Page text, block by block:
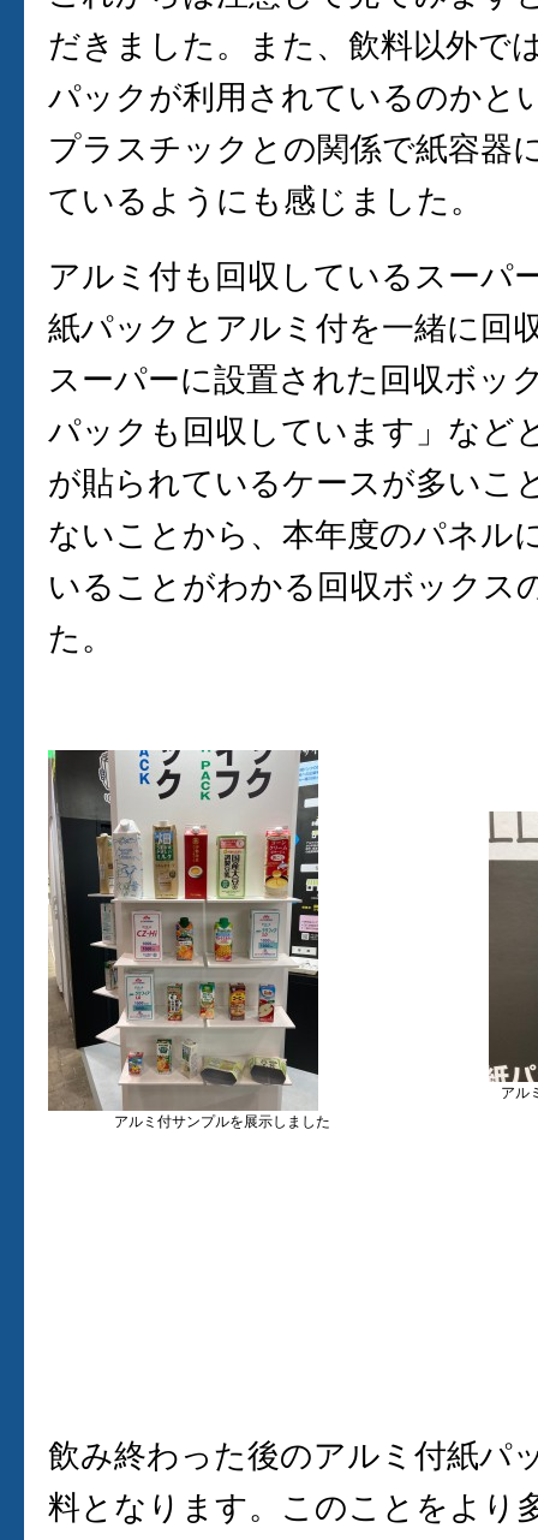
だきました。また、飲料以外で
パックが利用されているのかと
プラスチックとの関係で紙容器
ているようにも感じました。
アルミ付も回収しているスーパ
紙パックとアルミ付を一緒に回
スーパーに設置された回収ボッ
パックも回収しています」など
が貼られているケースが多いこ
ないことから、本年度のパネル
いることがわかる回収ボックス
た。
アルミ付サンプルを展示しました
アル
飲み終わった後のアルミ付紙パ
料となります。このことをより